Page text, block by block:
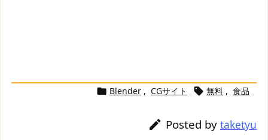
 Blender , CGサイト  無料 , 食品
 Posted by taketyu